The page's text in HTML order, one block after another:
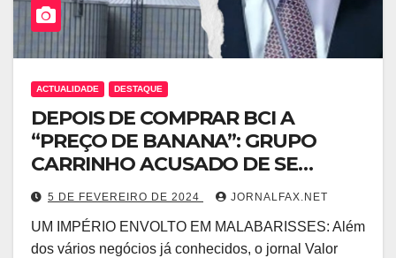
ACTUALIDADE DESTAQUE
DEPOIS DE COMPRAR BCI A
“PREÇO DE BANANA”: GRUPO
CARRINHO ACUSADO DE SE
“APODERAR” DE ACTIVOS DO
ESTADO EM NEGÓCIOS
DUVIDOSOS
5 DE FEVEREIRO DE 2024 JORNALFAX.NET
UM IMPÉRIO ENVOLTO EM MALABARISSES: Além
dos vários negócios já conhecidos, o jornal Valor